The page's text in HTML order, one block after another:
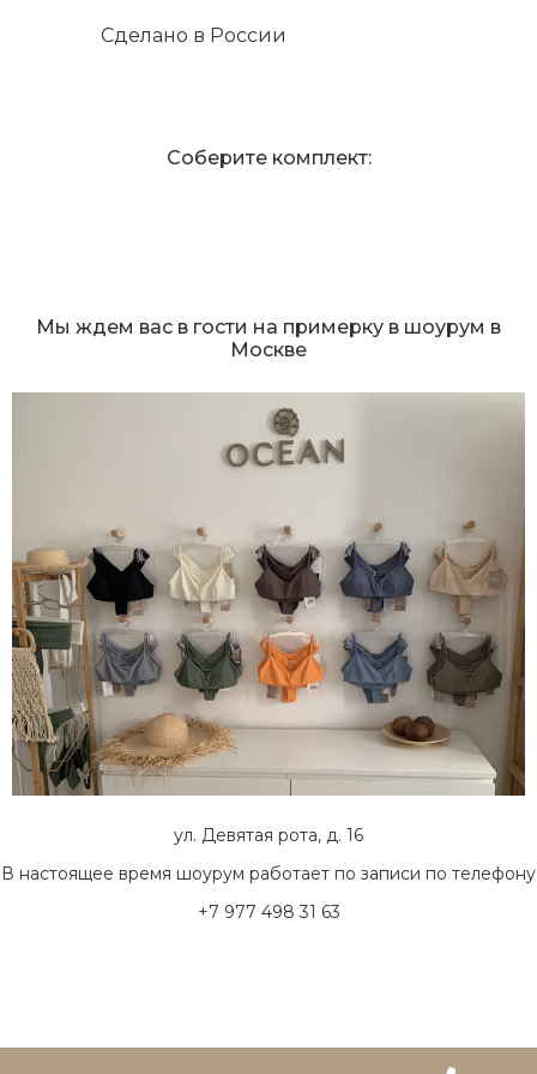
Сделано в России
Соберите комплект:
Мы ждем вас в гости на примерку в шоурум в
Москве
ул. Девятая рота, д. 16
В настоящее время шоурум работает по записи по телефону
+7 977 498 31 63